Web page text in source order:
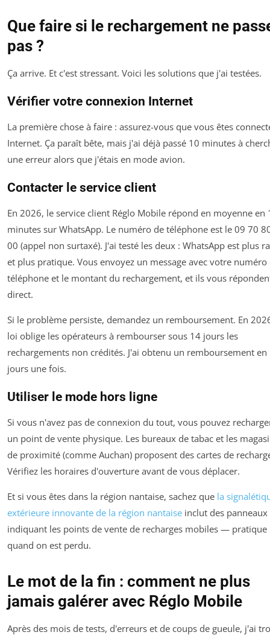
Que faire si le rechargement ne
pas ?
Ça arrive. Et c'est stressant. Voici les solutions que j'ai testées.
Vérifier votre connexion Internet
La première chose à faire : assurez-vous que vous êtes
Internet. Ça paraît bête, mais j'ai déjà passé 10 minutes à
une erreur alors que j'étais en mode avion.
Contacter le service client
En 2026, le service client Réglo Mobile répond en moyenne en
minutes sur WhatsApp. Le numéro de téléphone est le 09 70
00 (appel non surtaxé). J'ai testé les deux : WhatsApp est plus
et plus pratique. Vous envoyez un message avec votre numéro
téléphone et le montant du rechargement, et ils vous
direct.
Si le problème persiste, demandez un remboursement. En
loi oblige les opérateurs à rembourser sous 14 jours les
rechargements non crédités. J'ai obtenu un remboursement en
jours une fois.
Utiliser le mode hors ligne
Si vous n'avez pas de connexion du tout, vous pouvez
un point de vente physique. Les bureaux de tabac et les
de proximité (comme Auchan) proposent des cartes de
Vérifiez les horaires d'ouverture avant de vous déplacer.
Et si vous êtes dans la région nantaise, sachez que la
extérieure innovante de la région nantaise inclut des panneaux
indiquant les points de vente de recharges mobiles — pratique
quand on est perdu.
Le mot de la fin : comment ne plus
jamais galérer avec Réglo Mobile
Après des mois de tests, d'erreurs et de coups de gueule, j'ai